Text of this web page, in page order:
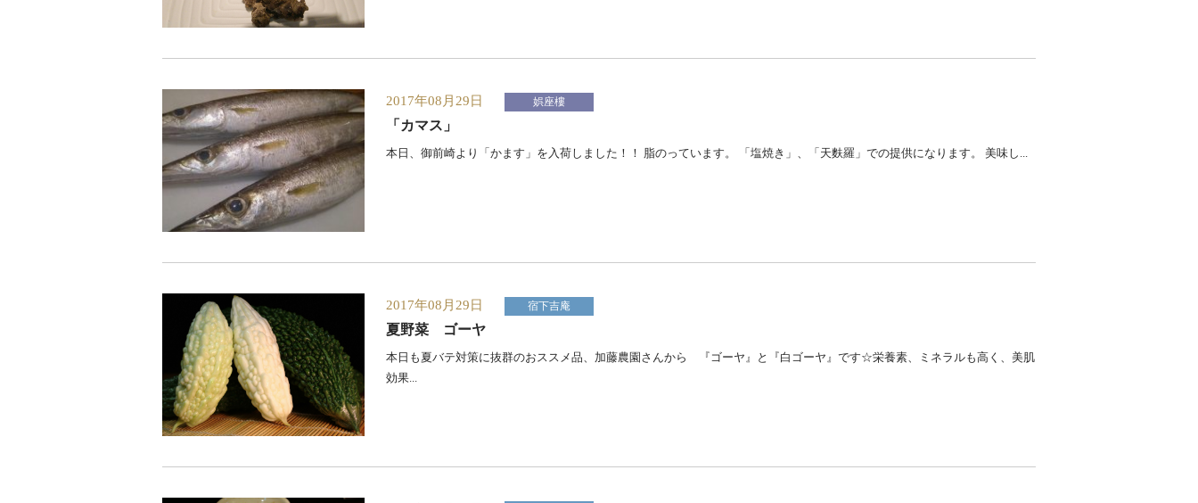
2017年08月29日 娯座樓
「カマス」
本日、御前崎より「かます」を入荷しました！！ 脂のっています。 「塩焼き」、「天麩羅」での提供になります。 美味し...
2017年08月29日 宿下吉庵
夏野菜 ゴーヤ
本日も夏バテ対策に抜群のおススメ品、加藤農園さんから 『ゴーヤ』と『白ゴーヤ』です☆栄養素、ミネラルも高く、美肌
効果...